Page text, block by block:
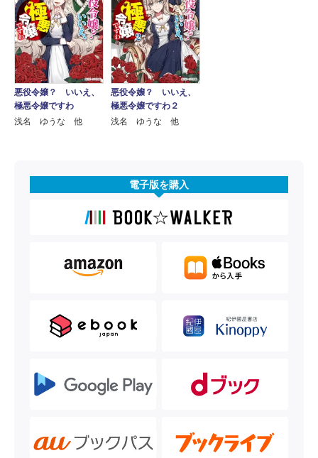
悪役令嬢？ いいえ、
極悪令嬢ですわ
浅名 ゆうな 他
悪役令嬢？ いいえ、
極悪令嬢ですわ２
浅名 ゆうな 他
電子版を購入